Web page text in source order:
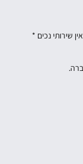
שירותי נכים *